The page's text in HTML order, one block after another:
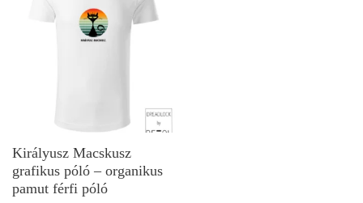
Királyusz Macskusz
grafikus póló – organikus
pamut férfi póló